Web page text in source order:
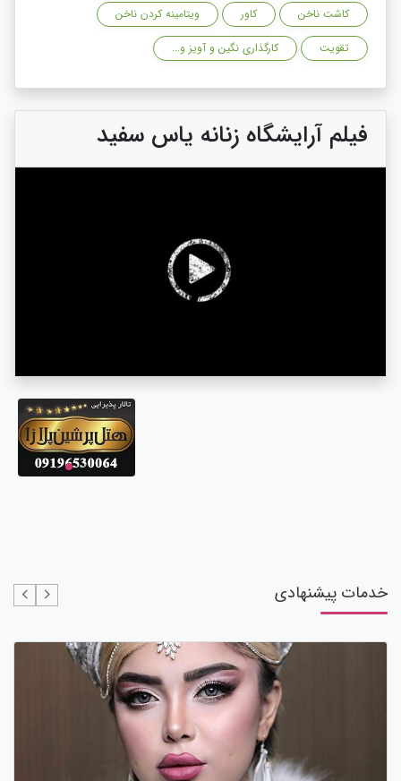
کاشت ناخن کاور
ویتامینه کردن ناخن
تقویت
کارگذاری نگین و آویز و...
فیلم آرایشگاه زنانه یاس سفید
خدمات پیشنهادی